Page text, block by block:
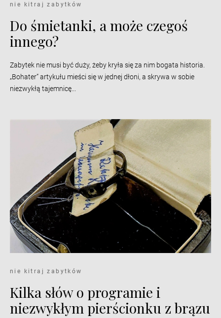
nie kitraj zabytków
Do śmietanki, a może czegoś
innego?
Zabytek nie musi być duży, żeby kryła się za nim bogata historia.
„Bohater” artykułu mieści się w jednej dłoni, a skrywa w sobie
niezwykłą tajemnicę...
nie kitraj zabytków
Kilka słów o programie i
niezwykłym pierścionku z brązu